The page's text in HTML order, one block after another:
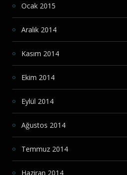
Ocak 2015
Aralık 2014
Kasım 2014
Ekim 2014
Eylül 2014
Ağustos 2014
Temmuz 2014
Haziran 2014